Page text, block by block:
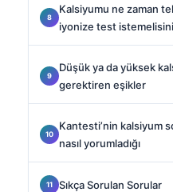
Kalsiyumu ne zaman
iyonize test
Düşük ya da yüksek
gerektiren eşikler
Kantesti’nin kalsiyum
nasıl yorumladığı
Sıkça Sorulan Sorular